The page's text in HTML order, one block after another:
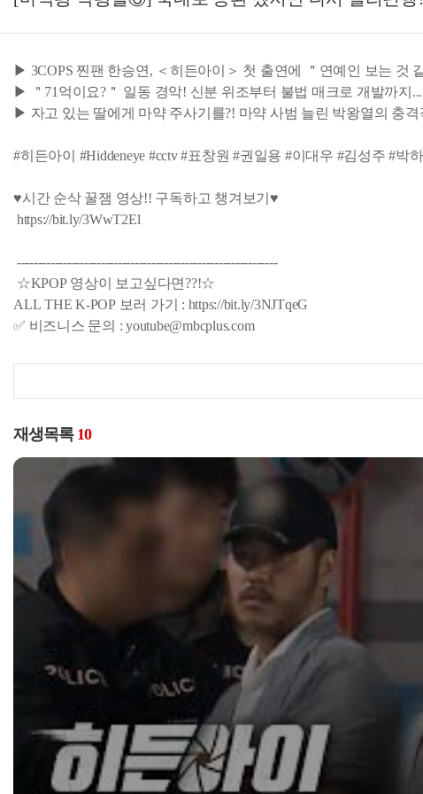
▶ 3COPS 찐팬 한승연, ＜히든아이＞ 첫 출연에 ＂연예인 보는 것
▶ ＂71억이요?＂ 일동 경악! 신분 위조부터 불법 매크로 개발까지
▶ 자고 있는 딸에게 마약 주사기를?! 마약 사범 늘린 박왕열의 충격
#히든아이 #Hiddeneye #cctv #표창원 #권일용 #이대우 #김성주 #
♥시간 순삭 꿀잼 영상!! 구독하고 챙겨보기♥
https://bit.ly/3WwT2El
--------------------------------------------------------------
☆KPOP 영상이 보고싶다면??!☆
ALL THE K-POP 보러 가기 : https://bit.ly/3NJTqeG
✅ 비즈니스 문의 : youtube@mbcplus.com
재생목록 10